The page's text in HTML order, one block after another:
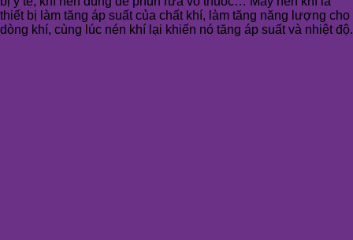
thiết bị làm tăng áp suất của chất khí, làm tăng năng lượng cho
dòng khí, cùng lúc nén khí lại khiến nó tăng áp suất và nhiệt độ.